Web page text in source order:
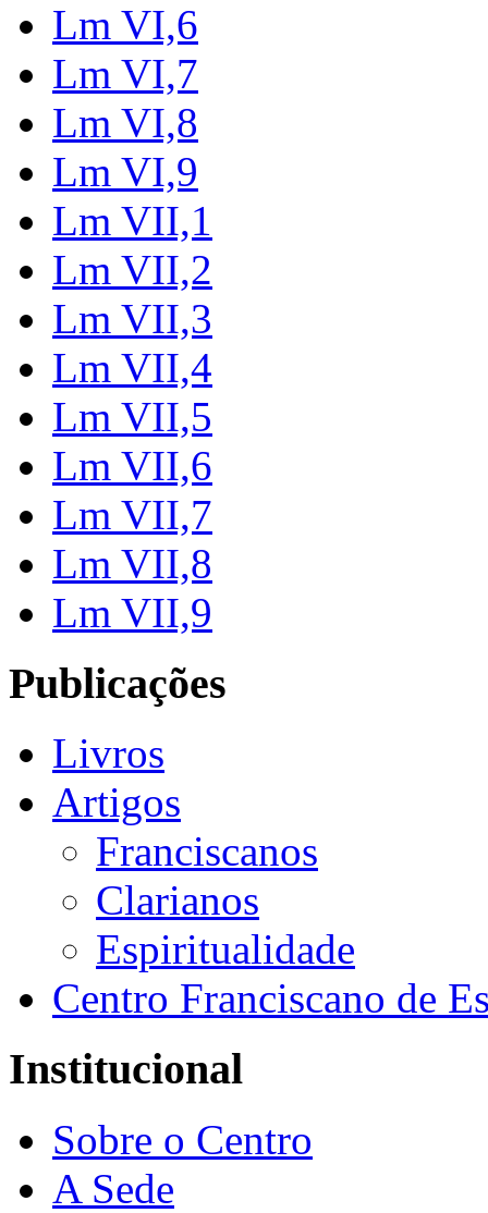
Lm VI,6
Lm VI,7
Lm VI,8
Lm VI,9
Lm VII,1
Lm VII,2
Lm VII,3
Lm VII,4
Lm VII,5
Lm VII,6
Lm VII,7
Lm VII,8
Lm VII,9
Publicações
Livros
Artigos
Franciscanos
Clarianos
Espiritualidade
Centro Franciscano de
Institucional
Sobre o Centro
A Sede